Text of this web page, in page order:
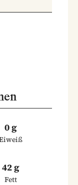
0 g
42 g
Fett